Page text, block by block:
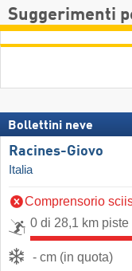
Suggerimenti
Bollettini neve
Racines-Giovo
Italia
Comprensorio
0 di 28,1 km piste
- cm (in quota)